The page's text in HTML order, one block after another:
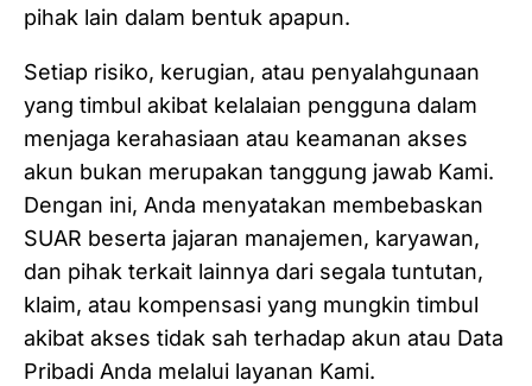
pihak lain dalam bentuk apapun.
Setiap risiko, kerugian, atau penyalahgunaan
yang timbul akibat kelalaian pengguna dalam
menjaga kerahasiaan atau keamanan akses
akun bukan merupakan tanggung jawab Kami.
Dengan ini, Anda menyatakan membebaskan
SUAR beserta jajaran manajemen, karyawan,
dan pihak terkait lainnya dari segala tuntutan,
klaim, atau kompensasi yang mungkin timbul
akibat akses tidak sah terhadap akun atau Data
Pribadi Anda melalui layanan Kami.